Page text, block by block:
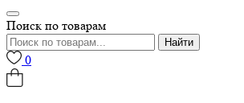
Поиск по товарам
Найти
0